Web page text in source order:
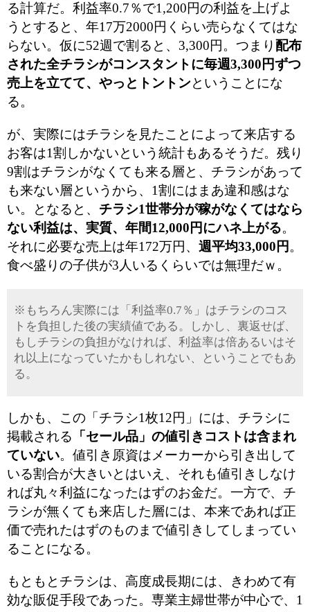
る計算だ。利益率0.7％で1,200円の利益を上げよ
うとすると、年17万2000円くらい売らなくてはな
らない。仮に52週で割ると、3,300円。つまり 配布
された全チラシがコンスタントに毎週3,300円ずつ
売上を立てて、やっとトントンということにな
る。
が、実際にはチラシを見たことによって来店する
お客は1割しかないという統計もあるそうだ。残り
9割はチラシがなくても来る層と、チラシがあって
も来ない層というから、1割にはまあ違和感はな
い。となると、 チラシ1世帯分が稼がなくてはなら
ない利益は、実質、年間12,000円にハネ上がる。
それに必要な売上は年172万円、 週平均33,000円 。
食べ盛りの子供が3人いるくらいでは無理だｗ。
※もちろん実際には「利益率0.7％」はチラシのコス
トを負担した後の実績値である。しかし、裏返せば、
もしチラシの負担がなければ、利益率は倍あるいはそ
れ以上になっていたかもしれない、ということでもあ
る。
しかも、この「チラシ1枚12円」には、チラシに
掲載される 「セール品」の値引きコストは含まれ
ていない。値引き原資はメーカーから引き出して
いる割合が大きいとはいえ、それも値引きしなけ
れば丸々利益になったはずのお金だ。一方で、チ
ラシが無くても来店した層には、本来であれば正
価で売れたはずのものまで値引きしてしまってい
ることになる。
もともとチラシは、高度成長期には、きわめて有
効な販促手段であった。専業主婦世帯が中心で、1